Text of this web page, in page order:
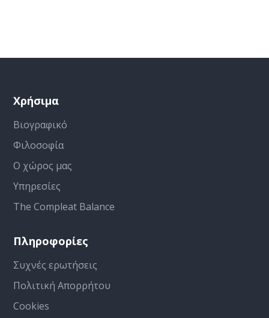
Χρήσιμα
Βιογραφικό
Φιλοσοφία
Ο χώρος μας
Υπηρεσίες
The Compleat Balance
Πληροφορίες
Συχνές ερωτήσεις
Πολιτική Απορρήτου
Cookies